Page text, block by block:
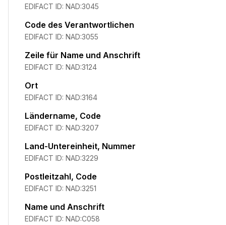
EDIFACT ID: NAD:3045
Code des Verantwortlichen
EDIFACT ID: NAD:3055
Zeile für Name und Anschrift
EDIFACT ID: NAD:3124
Ort
EDIFACT ID: NAD:3164
Ländername, Code
EDIFACT ID: NAD:3207
Land-Untereinheit, Nummer
EDIFACT ID: NAD:3229
Postleitzahl, Code
EDIFACT ID: NAD:3251
Name und Anschrift
EDIFACT ID: NAD:C058